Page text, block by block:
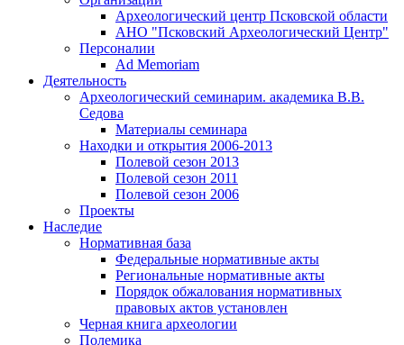
Археологический центр Псковской области
АНО "Псковский Археологический Центр"
Персоналии
Ad Memoriam
Деятельность
Археологический семинарим. академика В.В.
Седова
Материалы семинара
Находки и открытия 2006-2013
Полевой сезон 2013
Полевой сезон 2011
Полевой сезон 2006
Проекты
Наследие
Нормативная база
Федеральные нормативные акты
Региональные нормативные акты
Порядок обжалования нормативных
правовых актов установлен
Черная книга археологии
Полемика